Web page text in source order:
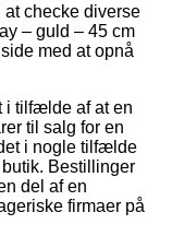
checke diverse
– guld – 45 cm
med at opnå
i tilfælde af at en
til salg for en
i nogle tilfælde
Bestillinger
del af en
firmaer på